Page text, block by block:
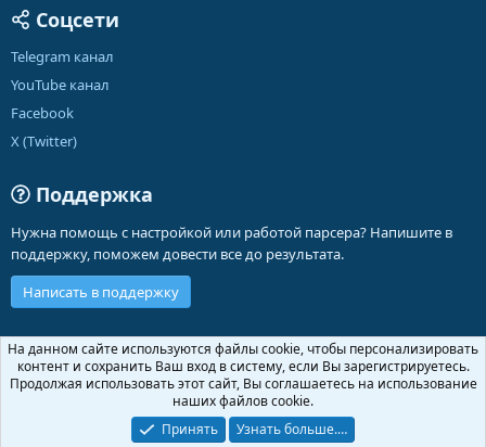
Соцсети
Telegram канал
YouTube канал
Facebook
X (Twitter)
Поддержка
Нужна помощь с настройкой или работой парсера? Напишите в
поддержку, поможем довести все до результата.
Написать в поддержку
Russian (RU)
Обратная связь
Условия и правила
Политика конфиденциальности
Помощь
Community platform by XenForo ® © 2010-2026 XenForo Ltd.
На данном сайте используются файлы cookie, чтобы персонализировать
контент и сохранить Ваш вход в систему, если Вы зарегистрируетесь.
Продолжая использовать этот сайт, Вы соглашаетесь на использование
наших файлов cookie.
Принять
Узнать больше.…